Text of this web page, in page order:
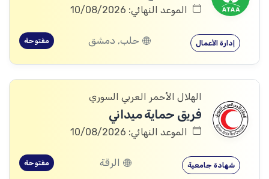
الموعد النهائي: 10/08/2026
إدارة الأعمال حلب, دمشق مفتوحة
الهلال الأحمر العربي السوري
فريق حماية ميداني
الموعد النهائي: 10/08/2026
شهادة جامعية الرقة مفتوحة